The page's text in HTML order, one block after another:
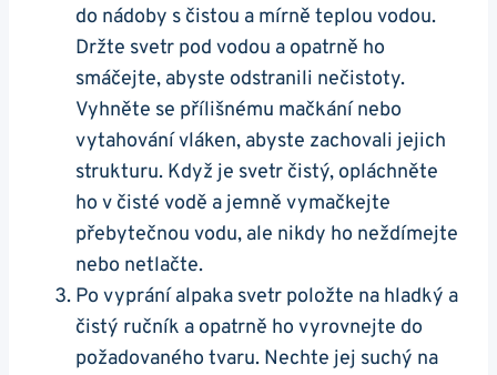
do nádoby s ⁣čistou‍ a ‍mírně teplou vodou.
Držte svetr pod vodou a opatrně ho
smáčejte, abyste odstranili nečistoty.
⁤Vyhněte‍ se přílišnému​ mačkání nebo
vytahování​ vláken, abyste zachovali jejich
strukturu. Když je ​svetr čistý, opláchněte
ho‌ v čisté⁢ vodě a jemně vymačkejte‍
přebytečnou vodu, ale nikdy ho neždímejte⁢
nebo netlačte.
Po vyprání alpaka svetr položte na ⁢hladký a
čistý ⁢ručník a opatrně ho ⁤vyrovnejte do
požadovaného tvaru. Nechte jej suchý na